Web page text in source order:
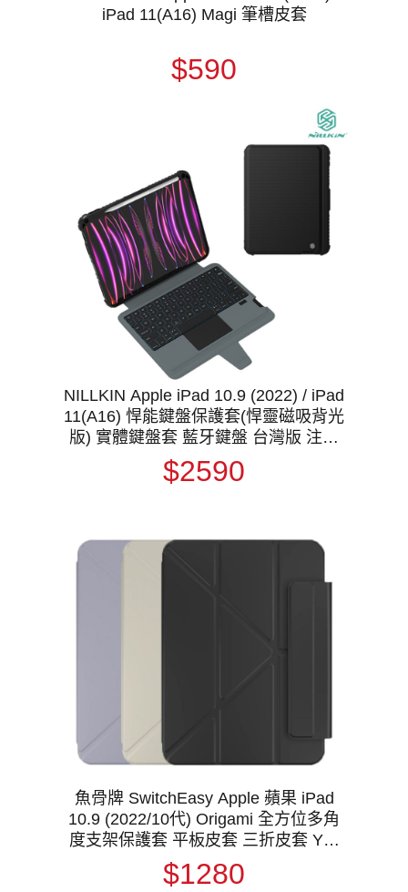
iPad 11(A16) Magi 筆槽皮套
$590
NILLKIN Apple iPad 10.9 (2022) / iPad
11(A16) 悍能鍵盤保護套(悍靈磁吸背光
版) 實體鍵盤套 藍牙鍵盤 台灣版 注音
倉頡
$2590
魚骨牌 SwitchEasy Apple 蘋果 iPad
10.9 (2022/10代) Origami 全方位多角
度支架保護套 平板皮套 三折皮套 Y折
皮套 翻蓋皮套 側翻皮套 預留筆槽 休眠
喚醒
$1280